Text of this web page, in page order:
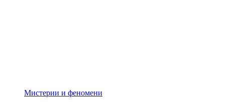
Мистерии и феномени